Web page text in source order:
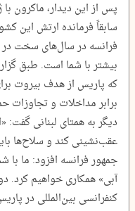
پس از این دیدار، ماکرون
سابقاً فرمانده ارتش این
فرانسه در سال‌های سخت در
بیشتر با شما است. طبق
که پاریس از هدف بیروت
برابر مداخلات و تجاوزات
دیگر به همتای لبنانی گفت:
عقب‌نشینی کند و سلاح‌ها
جمهور فرانسه افزود: ما با
آبی» همکاری خواهیم کرد.
کنفرانسی بین‌المللی در